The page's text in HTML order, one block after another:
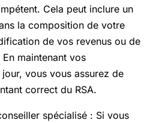
Cela peut inclure un
la composition de votre
de vos revenus ou de
maintenant vos
vous vous assurez de
correct du RSA.
spécialisé : Si vous